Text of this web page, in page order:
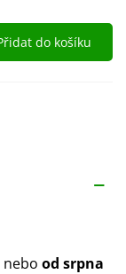
do košíku
nebo od srpna